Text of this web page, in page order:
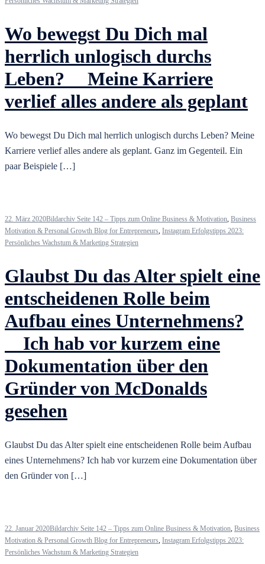
Wo bewegst Du Dich mal
herrlich unlogisch durchs
Leben? ⠀ Meine Karriere
verlief alles andere als geplant
Wo bewegst Du Dich mal herrlich unlogisch durchs Leben? Meine
Karriere verlief alles andere als geplant. Ganz im Gegenteil. Ein
paar Beispiele […]
22. März 2020Bildarchiv Seite 142 – Tipps zum Online Business & Motivation, Business
Motivation & Personal Growth Blog for Entrepreneurs, Instagram Erfolgstipps 2023:
Persönliches Wachstum & Marketing Strategien
Glaubst Du das Alter spielt eine
entscheidenen Rolle beim
Aufbau eines Unternehmens?
⠀ Ich hab vor kurzem eine
Dokumentation über den
Gründer von McDonalds
gesehen
Glaubst Du das Alter spielt eine entscheidenen Rolle beim Aufbau
eines Unternehmens? Ich hab vor kurzem eine Dokumentation über
den Gründer von […]
22. Januar 2020Bildarchiv Seite 142 – Tipps zum Online Business & Motivation, Business
Motivation & Personal Growth Blog for Entrepreneurs, Instagram Erfolgstipps 2023:
Persönliches Wachstum & Marketing Strategien